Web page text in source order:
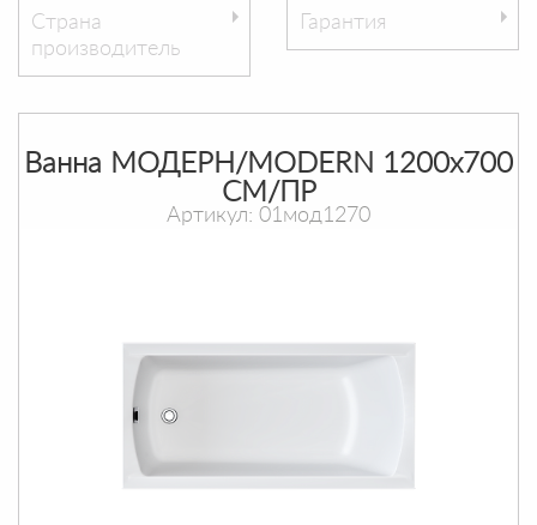
Страна
производитель
Гарантия
Ванна МОДЕРН/MODERN 1200х700
СМ/ПР
Артикул: 01мод1270